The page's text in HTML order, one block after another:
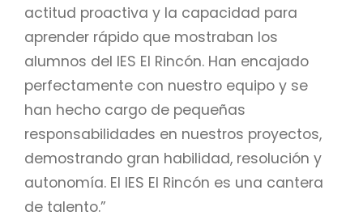
actitud proactiva y la capacidad para
aprender rápido que mostraban los
alumnos del IES El Rincón. Han encajado
perfectamente con nuestro equipo y se
han hecho cargo de pequeñas
responsabilidades en nuestros proyectos,
demostrando gran habilidad, resolución y
autonomía. El IES El Rincón es una cantera
de talento.”